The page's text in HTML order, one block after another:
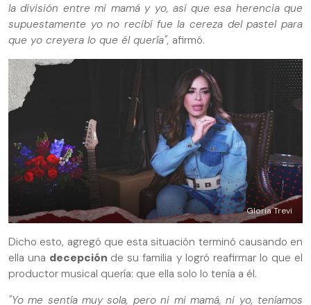
la división entre mi mamá y yo, así que esa herencia que
supuestamente yo no recibí fue la cereza del pastel para
que yo creyera lo que él quería", afirmó.
Gloria Trevi
Dicho esto, agregó que esta situación terminó causando en
ella una decepción de su familia y logró reafirmar lo que el
productor musical quería: que ella solo lo tenía a él.
"Yo me sentía muy sola, pero ni mi mamá, ni yo, teníamos